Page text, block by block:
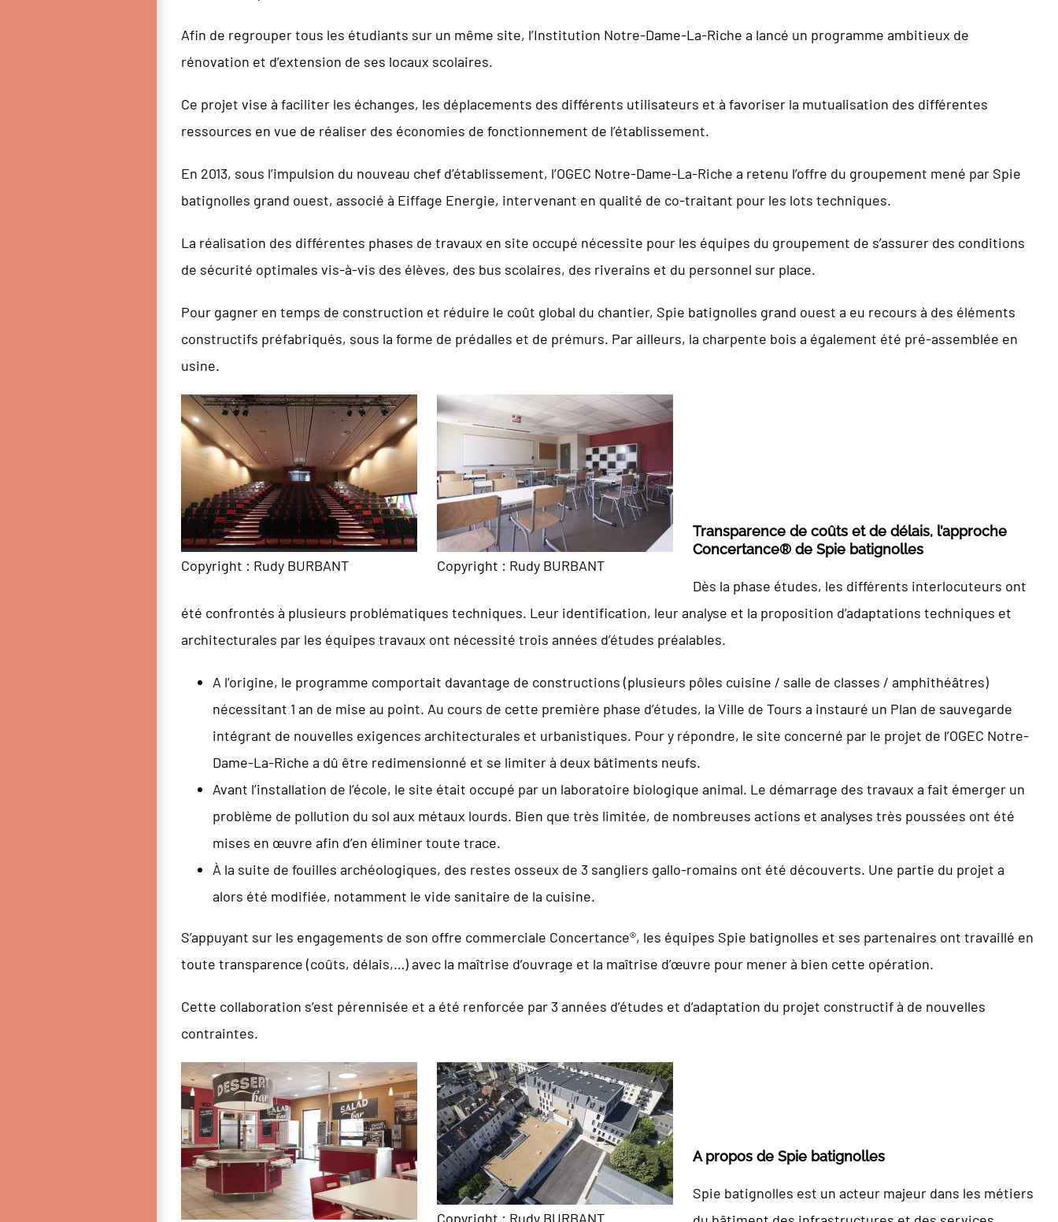
Afin de regrouper tous les étudiants sur un même site, l’Institution Notre-Dame-La-Riche a lancé un programme ambitieux de
rénovation et d’extension de ses locaux scolaires.
Ce projet vise à faciliter les échanges, les déplacements des différents utilisateurs et à favoriser la mutualisation des différentes
ressources en vue de réaliser des économies de fonctionnement de l’établissement.
En 2013, sous l’impulsion du nouveau chef d’établissement, l’OGEC Notre-Dame-La-Riche a retenu l’offre du groupement mené par Spie
batignolles grand ouest, associé à Eiffage Energie, intervenant en qualité de co-traitant pour les lots techniques.
La réalisation des différentes phases de travaux en site occupé nécessite pour les équipes du groupement de s’assurer des conditions
de sécurité optimales vis-à-vis des élèves, des bus scolaires, des riverains et du personnel sur place.
Pour gagner en temps de construction et réduire le coût global du chantier, Spie batignolles grand ouest a eu recours à des éléments
constructifs préfabriqués, sous la forme de prédalles et de prémurs. Par ailleurs, la charpente bois a également été pré-assemblée en
usine.
Copyright : Rudy BURBANT Copyright : Rudy BURBANT
Transparence de coûts et de délais, l’approche
Concertance® de Spie batignolles
Dès la phase études, les différents interlocuteurs ont
été confrontés à plusieurs problématiques techniques. Leur identification, leur analyse et la proposition d’adaptations techniques et
architecturales par les équipes travaux ont nécessité trois années d’études préalables.
A l’origine, le programme comportait davantage de constructions (plusieurs pôles cuisine / salle de classes / amphithéâtres)
nécessitant 1 an de mise au point. Au cours de cette première phase d’études, la Ville de Tours a instauré un Plan de sauvegarde
intégrant de nouvelles exigences architecturales et urbanistiques. Pour y répondre, le site concerné par le projet de l’OGEC Notre-
Dame-La-Riche a dû être redimensionné et se limiter à deux bâtiments neufs.
Avant l’installation de l’école, le site était occupé par un laboratoire biologique animal. Le démarrage des travaux a fait émerger un
problème de pollution du sol aux métaux lourds. Bien que très limitée, de nombreuses actions et analyses très poussées ont été
mises en œuvre afin d’en éliminer toute trace.
À la suite de fouilles archéologiques, des restes osseux de 3 sangliers gallo-romains ont été découverts. Une partie du projet a
alors été modifiée, notamment le vide sanitaire de la cuisine.
S’appuyant sur les engagements de son offre commerciale Concertance®, les équipes Spie batignolles et ses partenaires ont travaillé en
toute transparence (coûts, délais,…) avec la maîtrise d’ouvrage et la maîtrise d’œuvre pour mener à bien cette opération.
Cette collaboration s’est pérennisée et a été renforcée par 3 années d’études et d’adaptation du projet constructif à de nouvelles
contraintes.
Copyright : Rudy BURBANT
A propos de Spie batignolles
Spie batignolles est un acteur majeur dans les métiers